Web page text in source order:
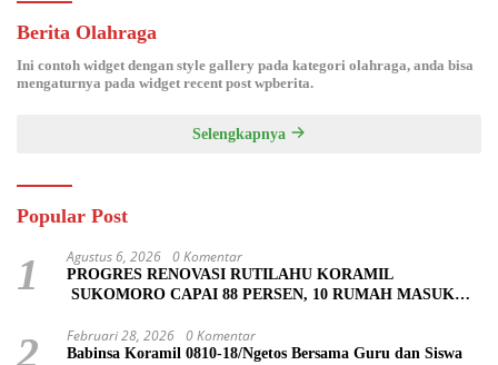
Berita Olahraga
Ini contoh widget dengan style gallery pada kategori olahraga, anda bisa
mengaturnya pada widget recent post wpberita.
Selengkapnya
Popular Post
1 Agustus 6, 2026 0 Komentar
PROGRES RENOVASI RUTILAHU KORAMIL
SUKOMORO CAPAI 88 PERSEN, 10 RUMAH MASUK
2 Februari 28, 2026 0 Komentar
Babinsa Koramil 0810-18/Ngetos Bersama Guru dan Siswa